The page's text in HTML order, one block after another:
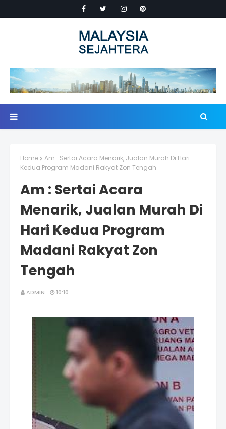
Home
Am : Sertai Acara Menarik, Jualan Murah Di Hari
Kedua Program Madani Rakyat Zon Tengah
Am : Sertai Acara
Menarik, Jualan Murah Di
Hari Kedua Program
Madani Rakyat Zon
Tengah
ADMIN 10:10